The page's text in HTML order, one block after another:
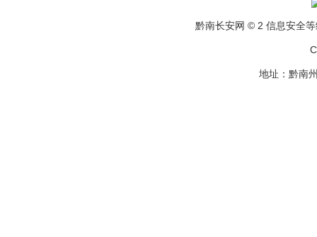
黔南长安网 © 2 信息安全
地址：黔南